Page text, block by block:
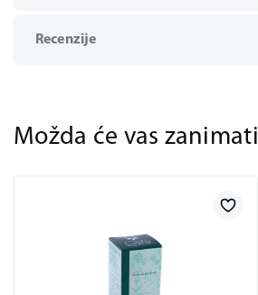
Recenzije
Možda će vas zanimati